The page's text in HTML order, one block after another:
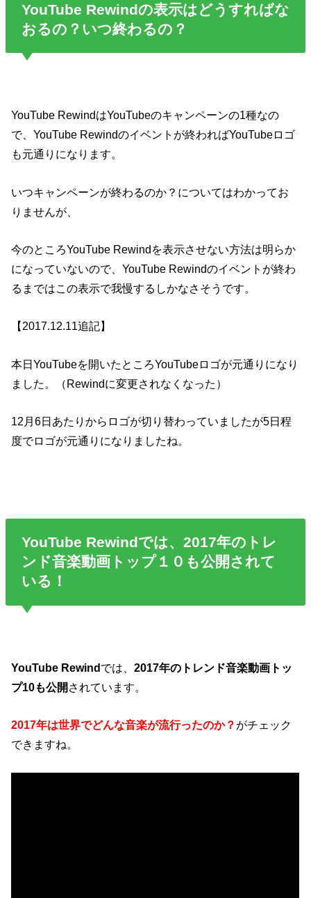
YouTube Rewindの表示はどうすればな
おるの？いつ終わるの？
YouTube RewindはYouTubeのキャンペーンの1種なの
で、YouTube Rewindのイベントが終わればYouTubeロゴ
も元通りになります。
いつキャンペーンが終わるのか？についてはわかってお
りませんが、
今のところYouTube Rewindを表示させない方法は明らか
になっていないので、YouTube Rewindのイベントが終わ
るまではこの表示で我慢するしかなさそうです。
【2017.12.11追記】
本日YouTubeを開いたところYouTubeロゴが元通りになり
ました。（Rewindに変更されなくなった）
12月6日あたりからロゴが切り替わっていましたが5日程
度でロゴが元通りになりましたね。
YouTube Rewindでは、2017年のトレ
ンド音楽動画トップ１０も公開されて
いる！
YouTube Rewindでは、2017年のトレンド音楽動画トッ
プ10も公開 されています。
2017年は世界でどんな音楽が流行ったのか？ がチェック
できますね。